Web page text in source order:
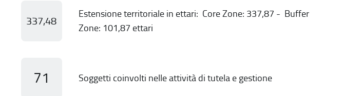
337,48
Estensione territoriale in ettari: Core Zone: 337,87 - Buffer
Zone: 101,87 ettari
71 Soggetti coinvolti nelle attività di tutela e gestione